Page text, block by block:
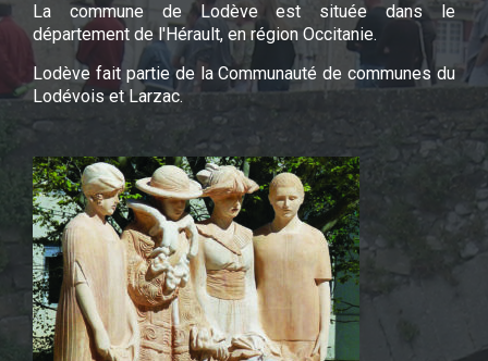
La commune de Lodève est située dans le
département de l'Hérault, en région Occitanie.
Lodève fait partie de la Communauté de communes du
Lodévois et Larzac.